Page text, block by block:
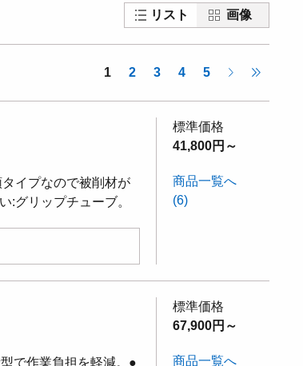
リスト 画像
1 2 3 4 5
イプなので被削材が
:グリップチューブ。
標準価格
41,800円～
商品一覧へ
(6)
で作業負担を軽減。●
標準価格
67,900円～
商品一覧へ